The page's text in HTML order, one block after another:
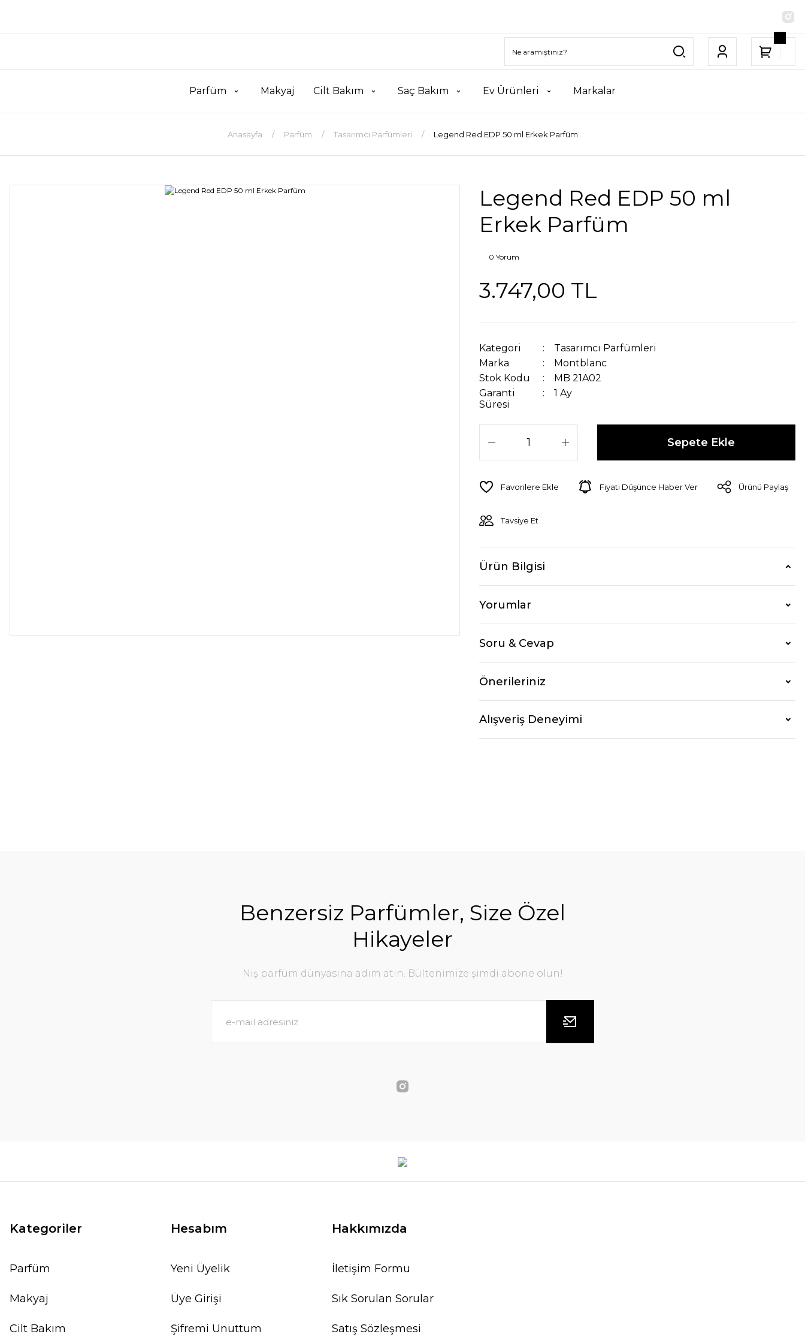
Parfüm Makyaj Cilt Bakım Saç Bakım Ev Ürünleri Markalar
Anasayfa Parfüm Tasarımcı Parfümleri Legend Red EDP 50 ml Erkek Parfüm
Legend Red EDP 50 ml
Erkek Parfüm
0 Yorum
3.747,00 TL
Kategori
Tasarımcı Parfümleri
Marka
Montblanc
Stok Kodu
MB 21A02
Garanti
Süresi
1 Ay
Sepete Ekle
Fiyatı Düşünce Haber Ver Ürünü Paylaş
Tavsiye Et
Ürün Bilgisi
Yorumlar
Soru & Cevap
Önerileriniz
Alışveriş Deneyimi
Benzersiz Parfümler, Size Özel
Hikayeler
Niş parfüm dünyasına adım atın. Bültenimize şimdi abone olun!
Kategoriler
Parfüm
Makyaj
Cilt Bakım
Hesabım
Yeni Üyelik
Üye Girişi
Şifremi Unuttum
Hakkımızda
İletişim Formu
Sık Sorulan Sorular
Satış Sözleşmesi